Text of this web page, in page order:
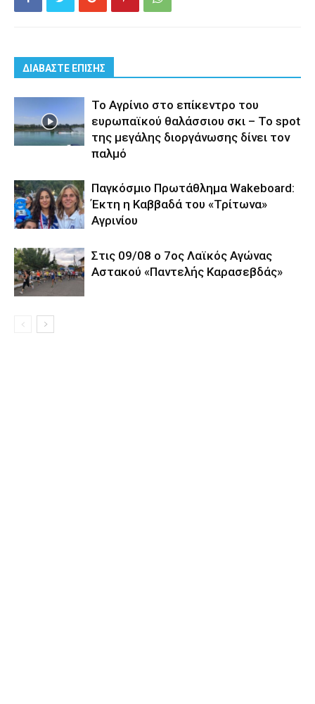
ΔΙΑΒΑΣΤΕ ΕΠΙΣΗΣ
Το Αγρίνιο στο επίκεντρο του
ευρωπαϊκού θαλάσσιου σκι – Το spot
της μεγάλης διοργάνωσης δίνει τον
παλμό
Παγκόσμιο Πρωτάθλημα Wakeboard:
Έκτη η Καββαδά του «Τρίτωνα»
Αγρινίου
Στις 09/08 ο 7ος Λαϊκός Αγώνας
Αστακού «Παντελής Καρασεβδάς»